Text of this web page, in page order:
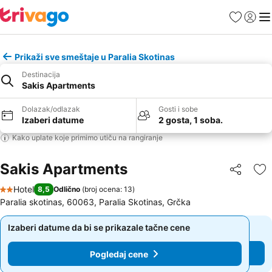
FavoritiPrijavi
Prikaži sve smeštaje u Paralia Skotinas
Destinacija
Sakis Apartments
Dolazak/odlazak
Izaberi datume
Gosti i sobe
2 gosta, 1 soba.
Kako uplate koje primimo utiču na rangiranje
Sakis Apartments Deli
2 Zvezdice
Hotel 8,5 Odlično (broj ocena: 13)
Paralia skotinas, 60063, Paralia Skotinas, Grčka
Izaberi datume da bi se prikazale tačne cene
Pogledaj cene
Izaberi datume da bi se prikazale tačne cene
Pogledaj cene